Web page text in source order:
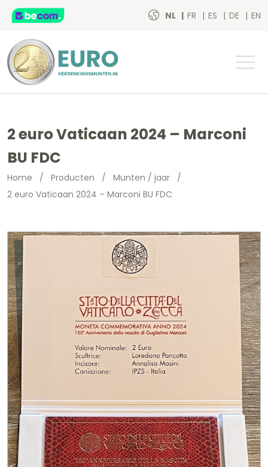
NL FR ES DE EN
2 euro Vaticaan 2024 – Marconi
BU FDC
Home / Producten / Munten / jaar /
2 euro Vaticaan 2024 – Marconi BU FDC